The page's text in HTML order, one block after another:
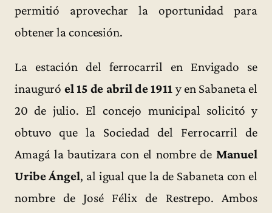
permitió aprovechar la oportunidad para
obtener la concesión.
La estación del ferrocarril en Envigado se
inauguró el 15 de abril de 1911 y en Sabaneta el
20 de julio. El concejo municipal solicitó y
obtuvo que la Sociedad del Ferrocarril de
Amagá la bautizara con el nombre de Manuel
Uribe Ángel, al igual que la de Sabaneta con el
nombre de José Félix de Restrepo. Ambos